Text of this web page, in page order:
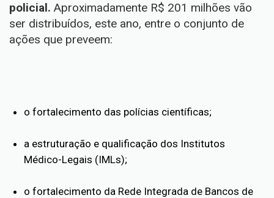
policial. Aproximadamente R$ 201 milhões vão
ser distribuídos, este ano, entre o conjunto de
ações que preveem:
o fortalecimento das polícias científicas;
a estruturação e qualificação dos Institutos
Médico-Legais (IMLs);
o fortalecimento da Rede Integrada de Bancos de